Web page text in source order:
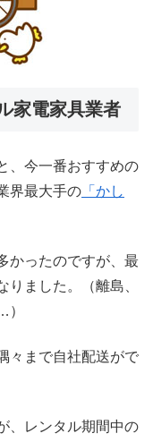
家電家具業者
、今一番おすすめの
界最大手の 「かし
かったのですが、最
ました。（離島、
々まで自社配送がで
、レンタル期間中の